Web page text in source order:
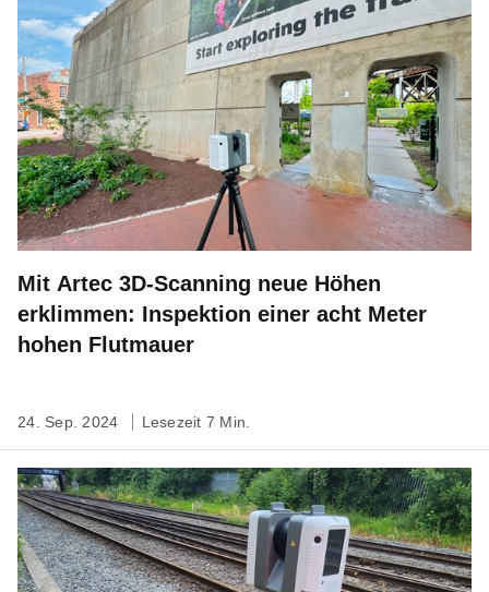
Mit Artec 3D-Scanning neue Höhen
erklimmen: Inspektion einer acht Meter
hohen Flutmauer
24. Sep. 2024 Lesezeit 7 Min.